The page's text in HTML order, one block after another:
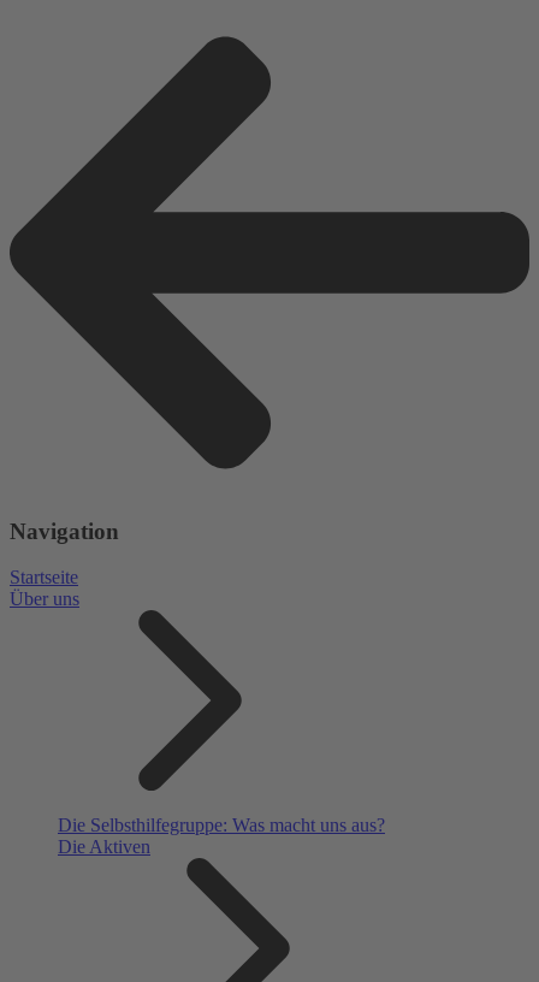
Navigation
Startseite
Über uns
Die Selbsthilfegruppe: Was macht uns aus?
Die Aktiven